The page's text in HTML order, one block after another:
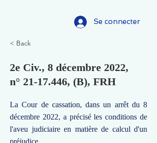
Se connecter
< Back
2e Civ., 8 décembre 2022,
n° 21-17.446, (B), FRH
La Cour de cassation, dans un arrêt du 8
décembre 2022, a précisé les conditions de
l'aveu judiciaire en matière de calcul d'un
préjudice.